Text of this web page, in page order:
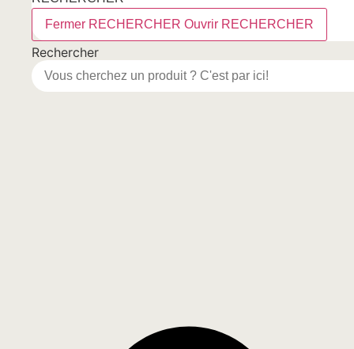
Fermer RECHERCHER Ouvrir RECHERCHER
Rechercher